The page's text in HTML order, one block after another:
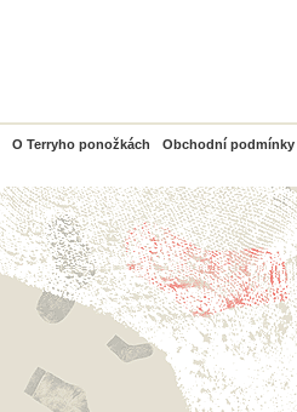
O Terryho ponožkách Obchodní podmínky
PayPal